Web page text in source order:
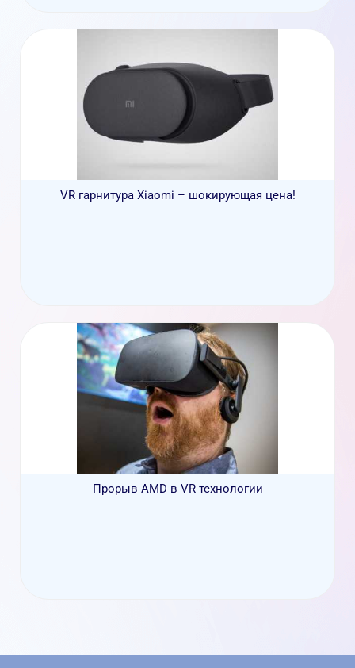
VR гарнитура Xiaomi – шокирующая цена!
Прорыв AMD в VR технологии